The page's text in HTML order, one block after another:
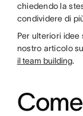
chiedendo la
condividere di
Per ulteriori idee
nostro articolo su
il team building.